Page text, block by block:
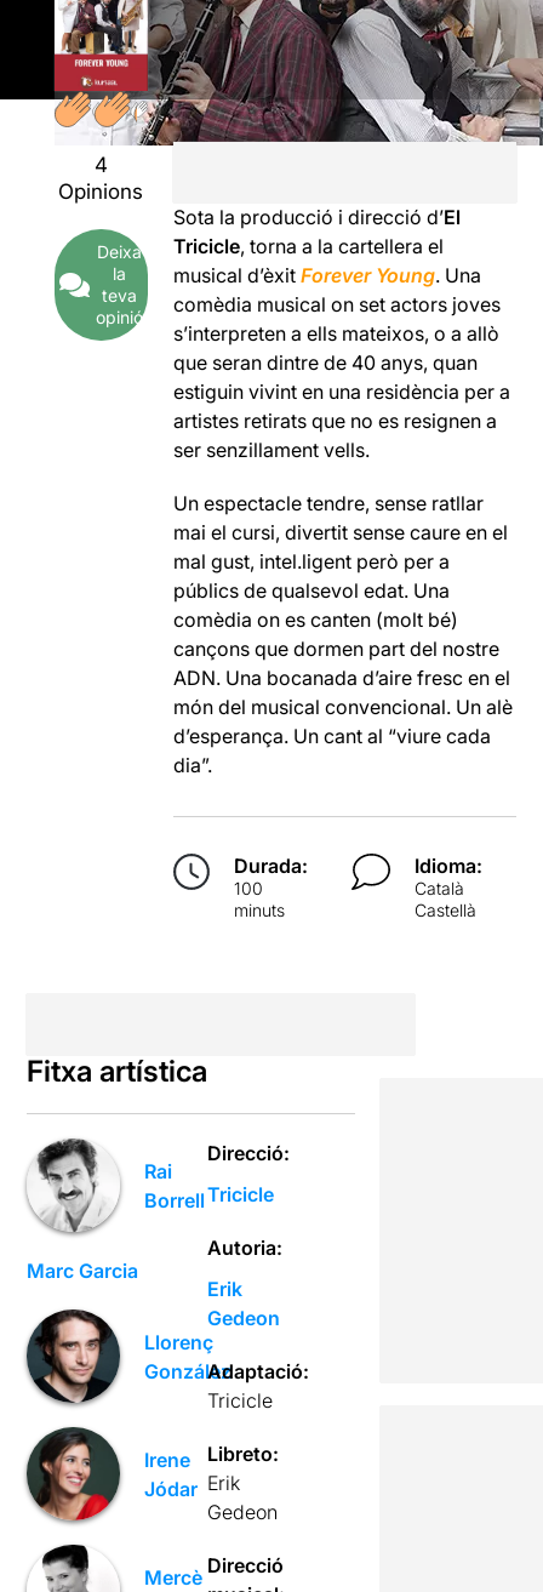
4
Opinions
Deixa
la
teva
opinió
Sota la producció i direcció d’El
Tricicle, torna a la cartellera el
musical d’èxitForever Young. Una
comèdia musical on set actors joves
s’interpreten a ells mateixos, o a allò
que seran dintre de 40 anys, quan
estiguin vivint en una residència per a
artistes retirats que no es resignen a
ser senzillament vells.
Un espectacle tendre, sense ratllar
mai el cursi, divertit sense caure en el
mal gust, intel.ligent però per a
públics de qualsevol edat. Una
comèdia on es canten (molt bé)
cançons que dormen part del nostre
ADN. Una bocanada d’aire fresc en el
món del musical convencional. Un alè
d’esperança. Un cant al “viure cada
dia”.
Durada:
100
minuts
Idioma:
Català
Castellà
Fitxa artística
Rai
Borrell
Marc Garcia
Llorenç
González
Irene
Jódar
Mercè
Direcció:
Tricicle
Autoria:
Erik
Gedeon
Adaptació:
Tricicle
Libreto:
Erik
Gedeon
Direcció